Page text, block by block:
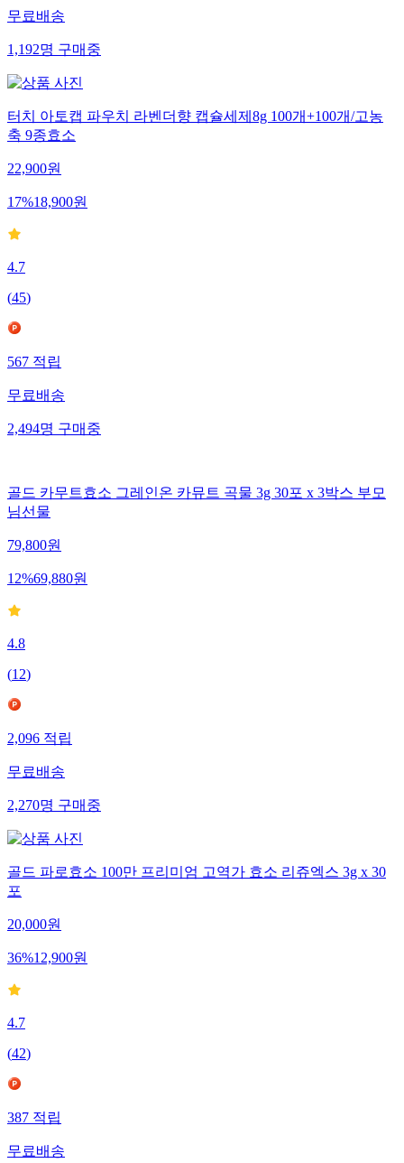
무료배송
1,192명 구매중
터치 아토캡 파우치 라벤더향 캡슐세제8g 100개+100개/고농
축 9종효소
22,900원
17%18,900원
4.7
(45)
567 적립
무료배송
2,494명 구매중
골드 카무트효소 그레인온 카뮤트 곡물 3g 30포 x 3박스 부모
님선물
79,800원
12%69,880원
4.8
(12)
2,096적립
무료배송
2,270명구매중
골드 파로효소 100만 프리미엄 고역가 효소 리쥬엑스 3g x 30
포
20,000원
36%12,900원
4.7
(42)
387적립
무료배송